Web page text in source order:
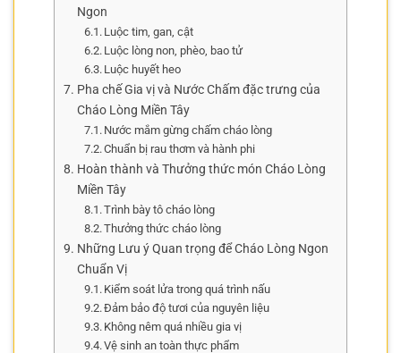
Ngon
Luộc tim, gan, cật
Luộc lòng non, phèo, bao tử
Luộc huyết heo
Pha chế Gia vị và Nước Chấm đặc trưng của
Cháo Lòng Miền Tây
Nước mắm gừng chấm cháo lòng
Chuẩn bị rau thơm và hành phi
Hoàn thành và Thưởng thức món Cháo Lòng
Miền Tây
Trình bày tô cháo lòng
Thưởng thức cháo lòng
Những Lưu ý Quan trọng để Cháo Lòng Ngon
Chuẩn Vị
Kiểm soát lửa trong quá trình nấu
Đảm bảo độ tươi của nguyên liệu
Không nêm quá nhiều gia vị
Vệ sinh an toàn thực phẩm